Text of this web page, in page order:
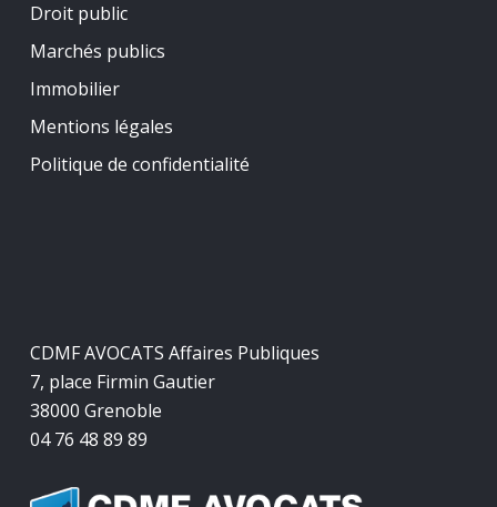
Droit public
Marchés publics
Immobilier
Mentions légales
Politique de confidentialité
CDMF AVOCATS Affaires Publiques
7, place Firmin Gautier
38000 Grenoble
04 76 48 89 89